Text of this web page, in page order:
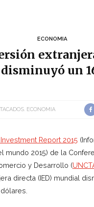
ECONOMIA
un
ECONOMIA
Report 2015
mundo 2015) de la
y Desarrollo (
directa (IED) mundial